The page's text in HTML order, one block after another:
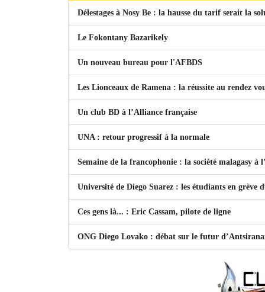
Délestages à Nosy Be : la hausse du tarif serait la
Le Fokontany Bazarikely
Un nouveau bureau pour l'AFBDS
Les Lionceaux de Ramena : la réussite au rendez
Un club BD à l’Alliance française
UNA : retour progressif à la normale
Semaine de la francophonie : la société malagasy à
Université de Diego Suarez : les étudiants en grève
Ces gens là... : Eric Cassam, pilote de ligne
ONG Diego Lovako : débat sur le futur